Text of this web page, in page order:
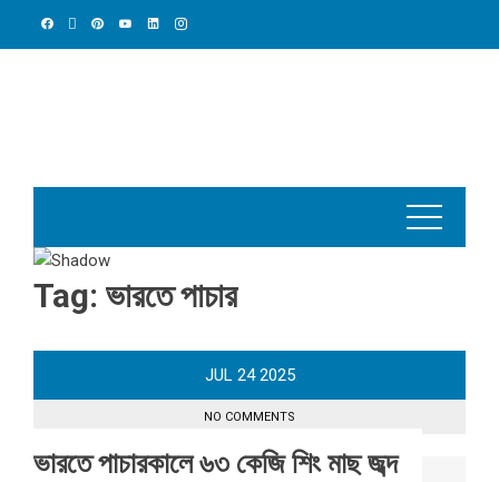
Tag: ভারতে পাচার
JUL 24 2025
NO COMMENTS
ভারতে পাচারকালে ৬৩ কেজি শিং মাছ জব্দ